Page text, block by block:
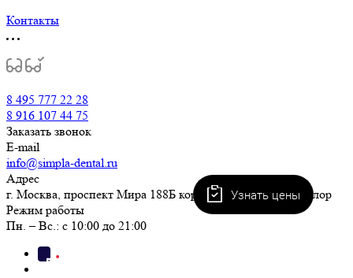
Контакты
8 495 777 22 28
8 916 107 44 75
Заказать звонок
E-mail
info@simpla-dental.ru
Адрес
г. Москва, проспект Мира 188Б корп. 2 пом. I, ЖК Триколор
Режим работы
Пн. – Вс.: с 10:00 до 21:00
Узнать цены